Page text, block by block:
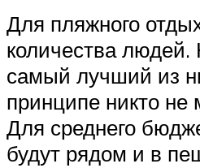
Для пляжного
количества людей.
самый лучший из
принципе никто не
Для среднего
будут рядом и в